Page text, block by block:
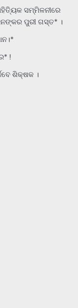
ସମ୍ମିଳନୀରେ
ପୁରୀ ଗସ୍ତ* ।
!
ଶିକ୍ଷକ ।